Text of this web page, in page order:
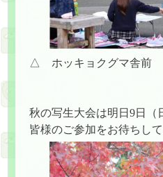
△ ホッキョクグマ舎前
秋の写生大会は明日9日（
皆様のご参加をお待ちして